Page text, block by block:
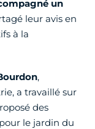
un
leur avis en
à la
,
a travaillé sur
des
le jardin du